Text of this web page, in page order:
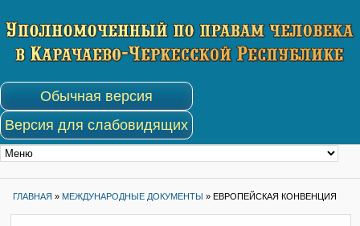
Обычная версия
Версия для слабовидящих
ГЛАВНАЯ » МЕЖДУНАРОДНЫЕ ДОКУМЕНТЫ » ЕВРОПЕЙСКАЯ КОНВЕНЦИЯ